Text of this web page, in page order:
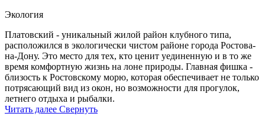
Экология
Платовский - уникальный жилой район клубного типа,
расположился в экологически чистом районе города Ростова-
на-Дону. Это место для тех, кто ценит уединенную и в то же
время комфортную жизнь на лоне природы. Главная фишка -
близость к Ростовскому морю, которая обеспечивает не только
потрясающий вид из окон, но возможности для прогулок,
летнего отдыха и рыбалки.
Читать далее Свернуть